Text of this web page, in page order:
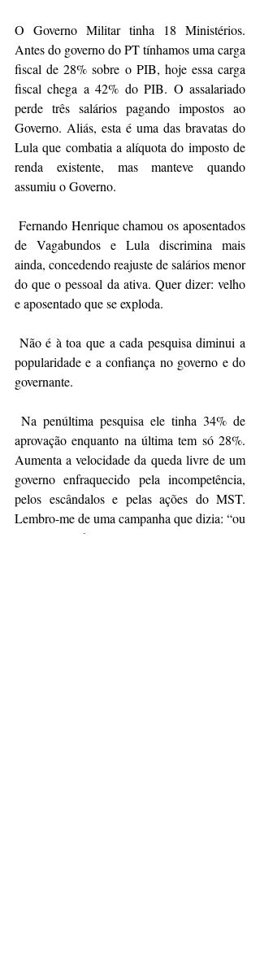
O Governo Militar tinha 18 Ministérios.
Antes do governo do PT tínhamos uma carga
fiscal de 28% sobre o PIB, hoje essa carga
fiscal chega a 42% do PIB. O assalariado
perde três salários pagando impostos ao
Governo. Aliás, esta é uma das bravatas do
Lula que combatia a alíquota do imposto de
renda existente, mas manteve quando
assumiu o Governo.
de Vagabundos e Lula discrimina mais
ainda, concedendo reajuste de salários menor
do que o pessoal da ativa. Quer dizer: velho
e aposentado que se exploda.
popularidade e a confiança no governo e do
governante.
aprovação enquanto na última tem só 28%.
Aumenta a velocidade da queda livre de um
governo enfraquecido pela incompetência,
pelos escândalos e pelas ações do MST.
Lembro-me de uma campanha que dizia: “ou
o Brasil acaba com a saúva, ou a saúva